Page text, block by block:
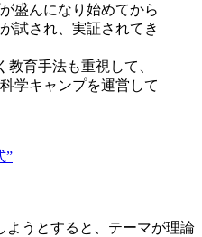
盛んになり始めてから
試され、実証されてき
育手法も重視して、
学キャンプを運営して
”
ようとすると、テーマが理論